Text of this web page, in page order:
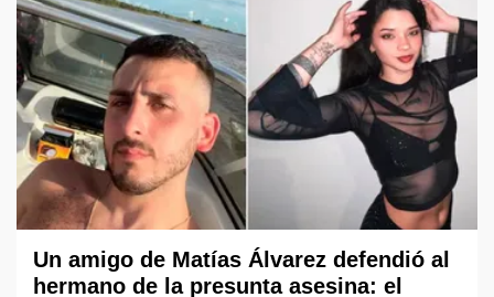
Un amigo de Matías Álvarez defendió al
hermano de la presunta asesina: el